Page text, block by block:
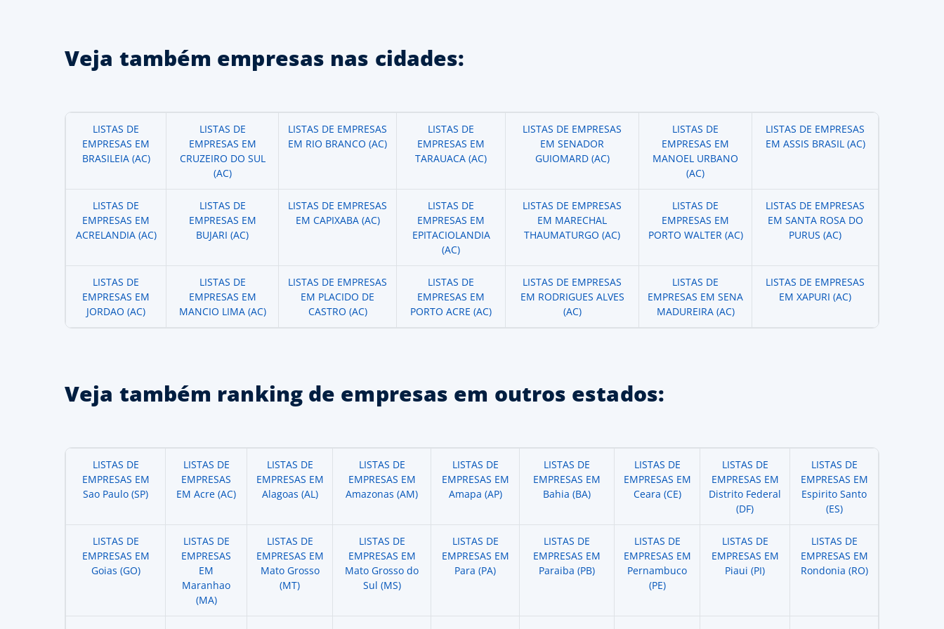
Veja também empresas nas cidades:
LISTAS DE
EMPRESAS EM
BRASILEIA (AC)
LISTAS DE
EMPRESAS EM
CRUZEIRO DO SUL
(AC)
LISTAS DE EMPRESAS
EM RIO BRANCO (AC)
LISTAS DE
EMPRESAS EM
TARAUACA (AC)
LISTAS DE EMPRESAS
EM SENADOR
GUIOMARD (AC)
LISTAS DE
EMPRESAS EM
MANOEL URBANO
(AC)
LISTAS DE EMPRESAS
EM ASSIS BRASIL (AC)
LISTAS DE
EMPRESAS EM
ACRELANDIA (AC)
LISTAS DE
EMPRESAS EM
BUJARI (AC)
LISTAS DE EMPRESAS
EM CAPIXABA (AC)
LISTAS DE
EMPRESAS EM
EPITACIOLANDIA
(AC)
LISTAS DE EMPRESAS
EM MARECHAL
THAUMATURGO (AC)
LISTAS DE
EMPRESAS EM
PORTO WALTER (AC)
LISTAS DE EMPRESAS
EM SANTA ROSA DO
PURUS (AC)
LISTAS DE
EMPRESAS EM
JORDAO (AC)
LISTAS DE
EMPRESAS EM
MANCIO LIMA (AC)
LISTAS DE EMPRESAS
EM PLACIDO DE
CASTRO (AC)
LISTAS DE
EMPRESAS EM
PORTO ACRE (AC)
LISTAS DE EMPRESAS
EM RODRIGUES ALVES
(AC)
LISTAS DE
EMPRESAS EM SENA
MADUREIRA (AC)
LISTAS DE EMPRESAS
EM XAPURI (AC)
Veja também ranking de empresas em outros estados:
LISTAS DE
EMPRESAS EM
Sao Paulo (SP)
LISTAS DE
EMPRESAS
EM Acre (AC)
LISTAS DE
EMPRESAS EM
Alagoas (AL)
LISTAS DE
EMPRESAS EM
Amazonas (AM)
LISTAS DE
EMPRESAS EM
Amapa (AP)
LISTAS DE
EMPRESAS EM
Bahia (BA)
LISTAS DE
EMPRESAS EM
Ceara (CE)
LISTAS DE
EMPRESAS EM
Distrito Federal
(DF)
LISTAS DE
EMPRESAS EM
Espirito Santo
(ES)
LISTAS DE
EMPRESAS EM
Goias (GO)
LISTAS DE
EMPRESAS
EM
Maranhao
(MA)
LISTAS DE
EMPRESAS EM
Mato Grosso
(MT)
LISTAS DE
EMPRESAS EM
Mato Grosso do
Sul (MS)
LISTAS DE
EMPRESAS EM
Para (PA)
LISTAS DE
EMPRESAS EM
Paraiba (PB)
LISTAS DE
EMPRESAS EM
Pernambuco
(PE)
LISTAS DE
EMPRESAS EM
Piaui (PI)
LISTAS DE
EMPRESAS EM
Rondonia (RO)